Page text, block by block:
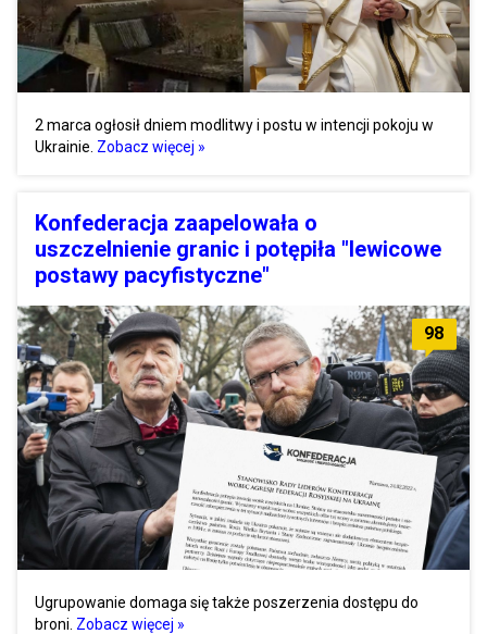
2 marca ogłosił dniem modlitwy i postu w intencji pokoju w
Ukrainie. Zobacz więcej »
Konfederacja zaapelowała o
uszczelnienie granic i potępiła "lewicowe
postawy pacyfistyczne"
98
Ugrupowanie domaga się także poszerzenia dostępu do
broni. Zobacz więcej »